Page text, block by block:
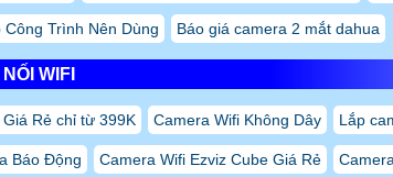
Trình Nên Dùng Báo giá camera 2 mắt dahua
WIFI
Rẻ chỉ từ 399K Camera Wifi Không Dây Lắp
Báo Động Camera Wifi Ezviz Cube Giá Rẻ